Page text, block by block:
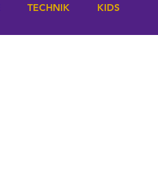
TECHNIK KIDS